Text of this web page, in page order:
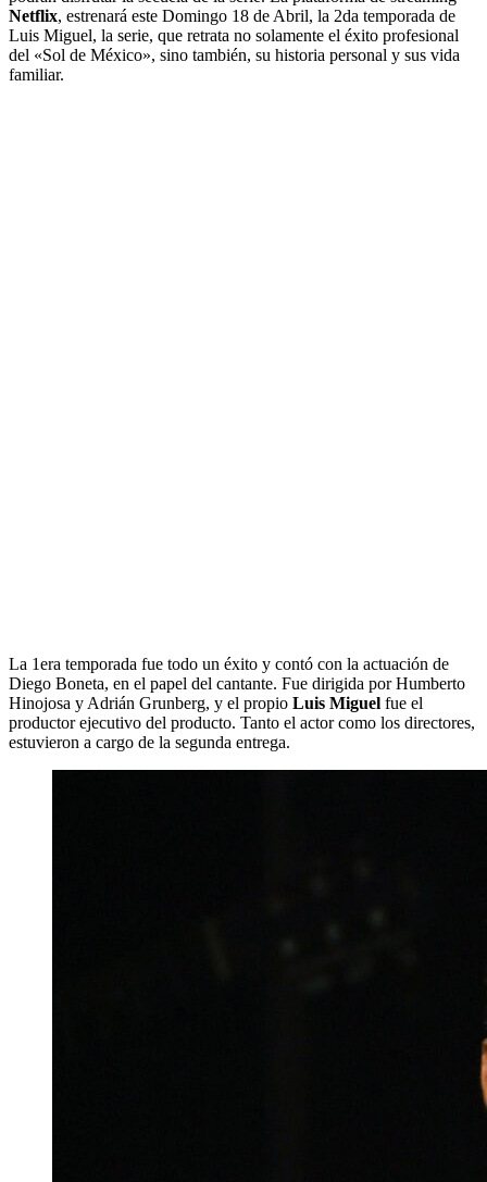
Netflix, estrenará este Domingo 18 de Abril, la 2da temporada de
Luis Miguel, la serie, que retrata no solamente el éxito profesional
del «Sol de México», sino también, su historia personal y sus vida
familiar.
La 1era temporada fue todo un éxito y contó con la actuación de
Diego Boneta, en el papel del cantante. Fue dirigida por Humberto
Hinojosa y Adrián Grunberg, y el propio Luis Miguel fue el
productor ejecutivo del producto. Tanto el actor como los directores,
estuvieron a cargo de la segunda entrega.